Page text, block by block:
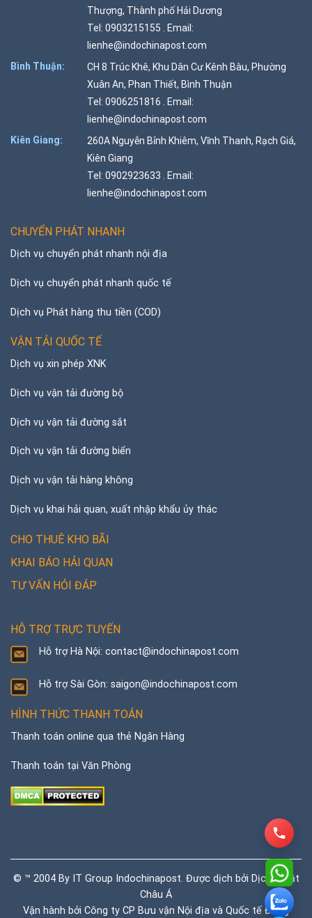
Thượng, Thành phố Hải Dương
Tel: 0903215155 . Email:
lienhe@indochinapost.com
Bình Thuận:
CH 8 Trúc Khê, Khu Dân Cư Kênh Bàu, Phường
Xuân An, Phan Thiết, Bình Thuận
Tel: 0906251816 . Email:
lienhe@indochinapost.com
Kiên Giang:
260A Nguyễn Bỉnh Khiêm, Vĩnh Thanh, Rạch Giá,
Kiên Giang
Tel: 0902923633 . Email:
lienhe@indochinapost.com
CHUYỂN PHÁT NHANH
Dịch vụ chuyển phát nhanh nội địa
Dịch vụ chuyển phát nhanh quốc tế
Dịch vụ Phát hàng thu tiền (COD)
VẬN TẢI QUỐC TẾ
Dịch vụ xin phép XNK
Dịch vụ vận tải đường bộ
Dịch vụ vận tải đường sắt
Dịch vụ vận tải đường biển
Dịch vụ vận tải hàng không
Dịch vụ khai hải quan, xuất nhập khẩu ủy thác
CHO THUÊ KHO BÃI
KHAI BÁO HẢI QUAN
TƯ VẤN HỎI ĐÁP
HỖ TRỢ TRỰC TUYẾN
Hỗ trợ Hà Nội: contact@indochinapost.com
Hỗ trợ Sài Gòn: saigon@indochinapost.com
HÌNH THỨC THANH TOÁN
Thanh toán online qua thẻ Ngân Hàng
Thanh toán tại Văn Phòng
© ™ 2004 By IT Group Indochinapost. Được dịch bởi Dịch thuật
Châu Á
Vận hành bởi Công ty CP Bưu vận Nội địa và Quốc tế Đông